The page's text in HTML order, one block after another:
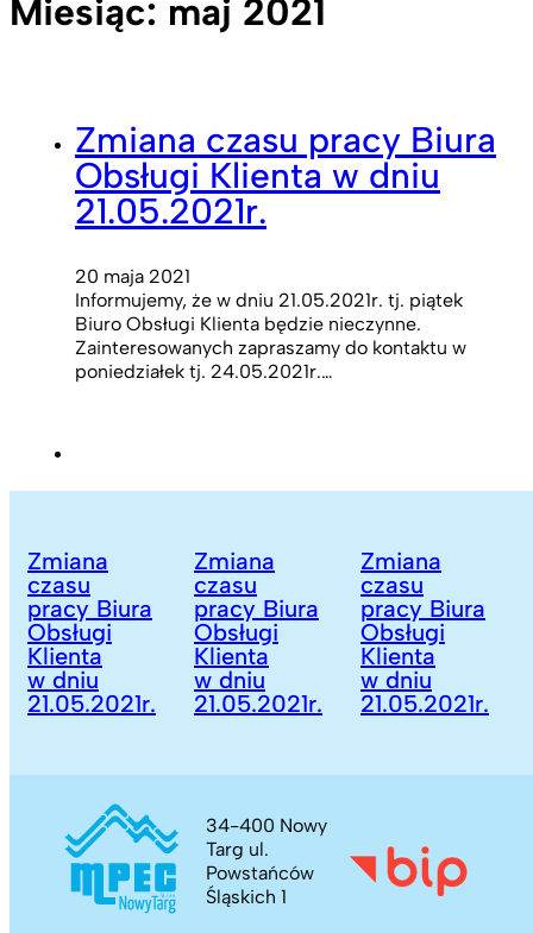
Miesiąc: maj 2021
Zmiana czasu pracy Biura
Obsługi Klienta w dniu
21.05.2021r.
20 maja 2021
Informujemy, że w dniu 21.05.2021r. tj. piątek
Biuro Obsługi Klienta będzie nieczynne.
Zainteresowanych zapraszamy do kontaktu w
poniedziałek tj. 24.05.2021r.…
Zmiana
czasu
pracy Biura
Obsługi
Klienta
w dniu
21.05.2021r.
Zmiana
czasu
pracy Biura
Obsługi
Klienta
w dniu
21.05.2021r.
Zmiana
czasu
pracy Biura
Obsługi
Klienta
w dniu
21.05.2021r.
34-400 Nowy
Targ ul.
Powstańców
Śląskich 1